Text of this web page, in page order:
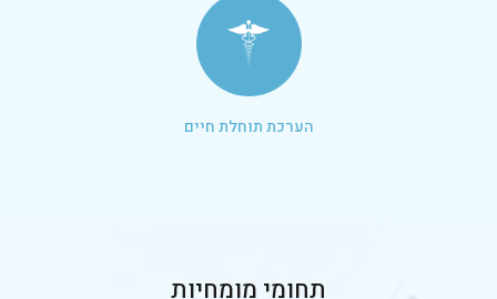
הערכת תוחלת חיים
תחומי מומחיות